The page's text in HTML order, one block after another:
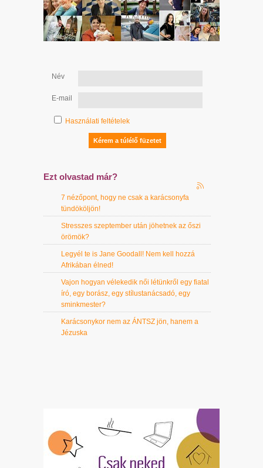
Név
E-mail
Használati feltételek
Ezt olvastad már?
7 nézőpont, hogy ne csak a karácsonyfa
tündököljön!
Stresszes szeptember után jöhetnek az őszi
örömök?
Legyél te is Jane Goodall! Nem kell hozzá
Afrikában élned!
Vajon hogyan vélekedik női létünkről egy fiatal
író, egy borász, egy stílustanácsadó, egy
sminkmester?
Karácsonykor nem az ÁNTSZ jön, hanem a
Jézuska